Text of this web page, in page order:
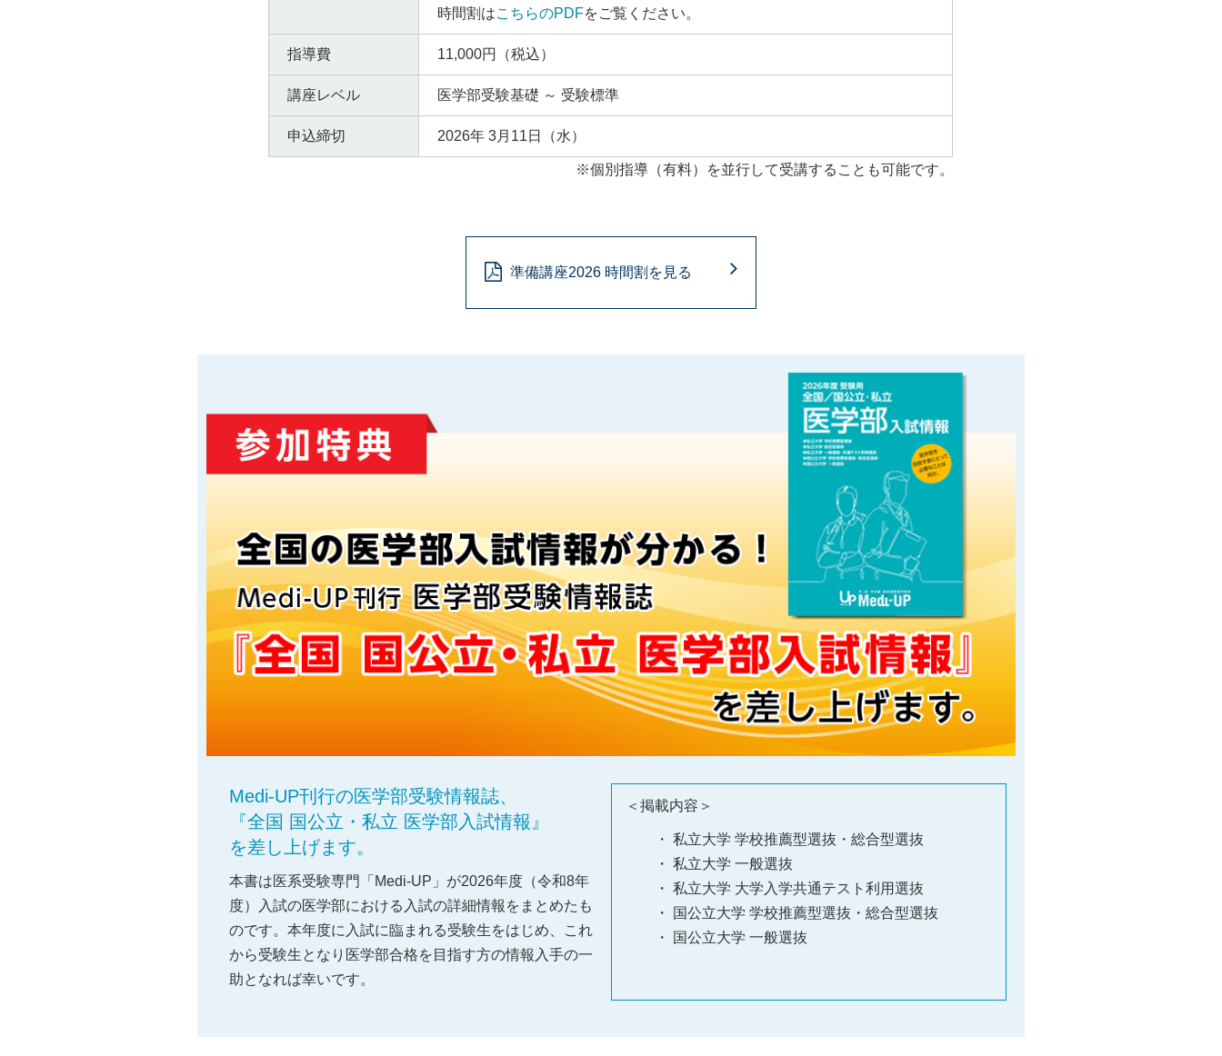
時間割はこちらのPDFをご覧ください。
指導費 11,000円（税込）
講座レベル 医学部受験基礎 ～ 受験標準
申込締切 2026年 3月11日（水）
※個別指導（有料）を並行して受講することも可能です。
準備講座2026 時間割を見る
Medi-UP刊行の医学部受験情報誌、
『全国 国公立・私立 医学部入試情報』
を差し上げます。
本書は医系受験専門「Medi-UP」が2026年度（令和8年
度）入試の医学部における入試の詳細情報をまとめたも
のです。本年度に入試に臨まれる受験生をはじめ、これ
から受験生となり医学部合格を目指す方の情報入手の一
助となれば幸いです。
＜掲載内容＞
・ 私立大学 学校推薦型選抜・総合型選抜
・ 私立大学 一般選抜
・ 私立大学 大学入学共通テスト利用選抜
・ 国公立大学 学校推薦型選抜・総合型選抜
・ 国公立大学 一般選抜